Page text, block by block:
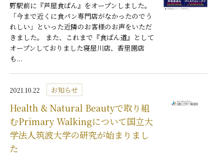
野駅前に『芦屋食ぱん』をオープンしました。
「今まで近くに食パン専門店がなかったのでう
れしい」といった近隣のお客様のお声をいただ
きました。 また、これまで『食ぱん道』として
オープンしておりました寝屋川店、香里園店
も...
2021.10.22 お知らせ
Health & Natural Beautyで取り組
むPrimary Walkingについて国立大
学法人筑波大学の研究が始まりまし
た